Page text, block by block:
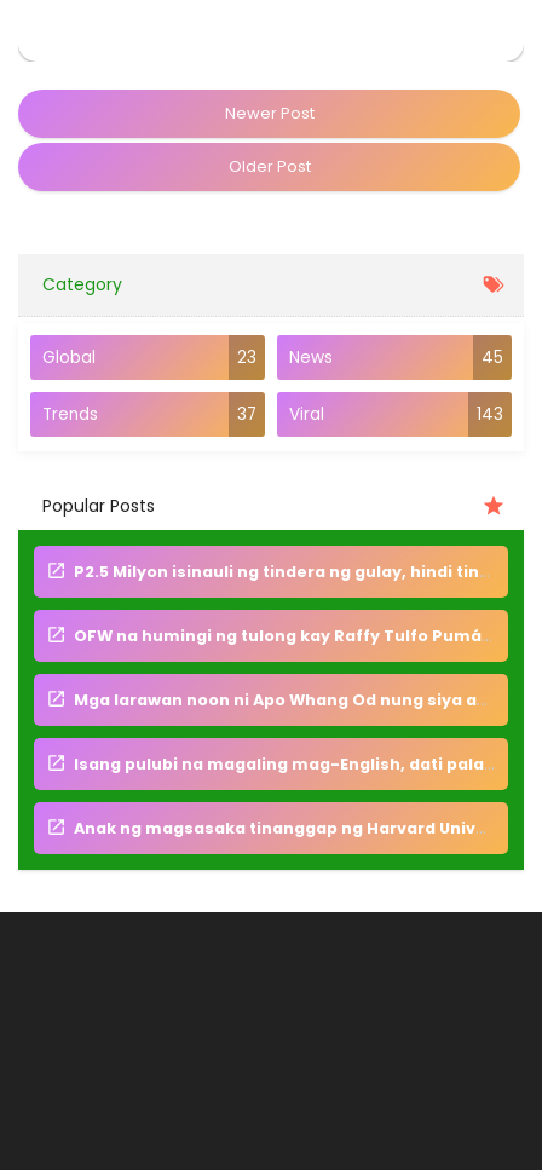
Newer Post
Older Post
Category
Global 23 News 45
Trends 37 Viral 143
Popular Posts
P2.5 Milyon isinauli ng tindera ng gulay, hindi tinanggap ang pabuya bakit?
OFW na humingi ng tulong kay Raffy Tulfo Pumán4w sa kalagitnaan ng biyahe pabalik sa Pilipinas
Mga larawan noon ni Apo Whang Od nung siya ay dalaga pa, pinagkaguluhan ng foreigners
Isang pulubi na magaling mag-English, dati pala itong Professor ng Ateneo at sa UP
Anak ng magsasaka tinanggap ng Harvard University sa Amerika para doon mag kolehiyo